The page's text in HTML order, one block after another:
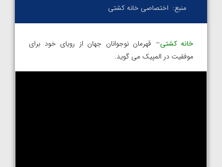
منبع: اختصاصی خانه کشتی
خانه کشتی– قهرمان نوجوانان جهان از رویای خود برای
موفقیت در المپیک می گوید.